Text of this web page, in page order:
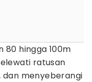
80 hingga 100m
ratusan
dan menyeberangi